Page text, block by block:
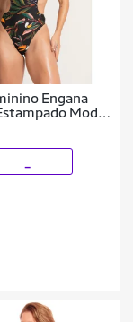
Engana
Moda
Delta Mvb